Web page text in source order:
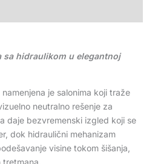
hidraulikom u elegantnoj
namenjena je salonima koji traže
neutralno rešenje za
daje bezvremenski izgled koji se
dok hidraulični mehanizam
visine tokom šišanja,